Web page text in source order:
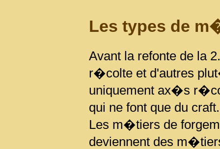
Les types de
Avant la refonte de la
r�colte et d'autres
uniquement ax�s
qui ne font que du craft.
Les m�tiers de
deviennent des